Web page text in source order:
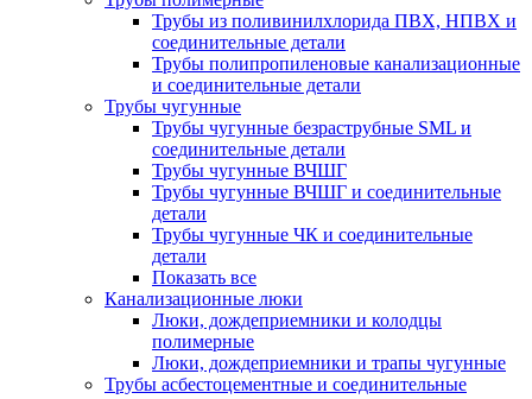
Трубы из поливинилхлорида ПВХ, НПВХ и
соединительные детали
Трубы полипропиленовые канализационные
и соединительные детали
Трубы чугунные
Трубы чугунные безраструбные SML и
соединительные детали
Трубы чугунные ВЧШГ
Трубы чугунные ВЧШГ и соединительные
детали
Трубы чугунные ЧК и соединительные
детали
Показать все
Канализационные люки
Люки, дождеприемники и колодцы
полимерные
Люки, дождеприемники и трапы чугунные
Трубы асбестоцементные и соединительные